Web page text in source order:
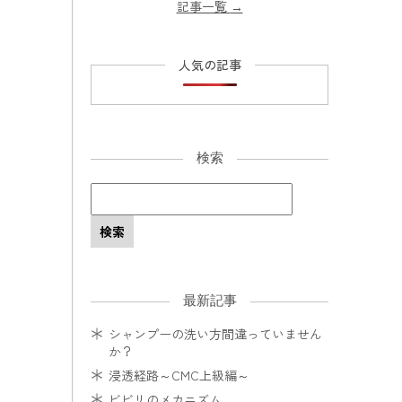
記事一覧 →
人気の記事
検索
最新記事
シャンプーの洗い方間違っていません
か？
浸透経路～CMC上級編～